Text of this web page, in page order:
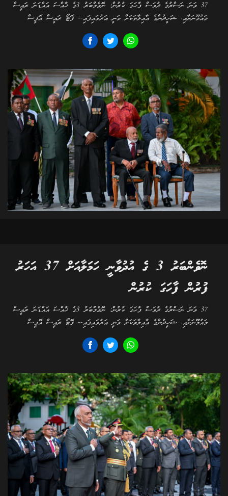
37 ވަނަ ނަސްރުގެ ދުވަސް ފާހަގަ ކުރުން: ނޮވެމްބަރު 3ގެ ޚާއްސަ އައްޑަނަ ރައީސް
މައުމޫނަށާއި، ޝަހީދުންގެ އާއިލާތަކަށް ވަނީ އަރުވައިފައި-- ފޮޓޯ ރައީސް އޮފީސް
ނޮވެންބަރު 3 ގެ އުދުވާނީ ހަމަލާއަށް 37 އަހަރު
ފުރުން ފާހަގަ ކުރުން
37 ވަނަ ނަސްރުގެ ދުވަސް ފާހަގަ ކުރުން: ނޮވެމްބަރު 3ގެ ޚާއްސަ އައްޑަނަ ރައީސް
މައުމޫނަށާއި، ޝަހީދުންގެ އާއިލާތަކަށް ވަނީ އަރުވައިފައި-- ފޮޓޯ ރައީސް އޮފީސް